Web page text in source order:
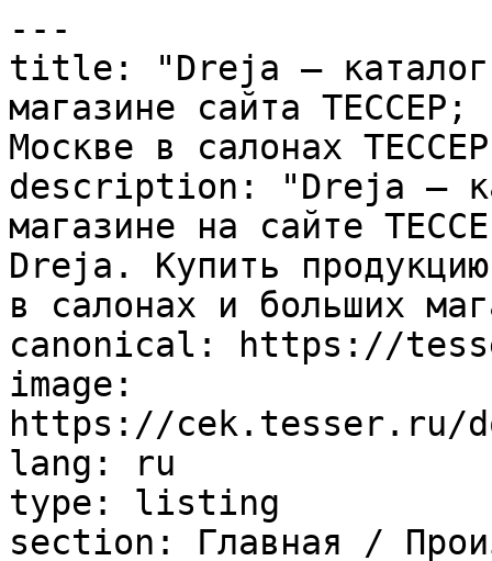
---
title: "Dreja – каталог
магазине сайта
Москве в салонах
description: "Dreja –
магазине на сайте
Dreja. Купить
в салонах и больших
canonical: https://
image:
https://cek.tesser.ru/
lang: ru
type: listing
section: Главная /